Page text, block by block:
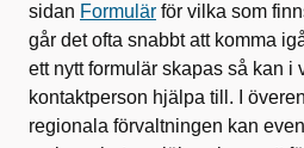
sidan Formulär för vilka som
går det ofta snabbt att komma
ett nytt formulär skapas så kan i
kontaktperson hjälpa till. I
regionala förvaltningen kan